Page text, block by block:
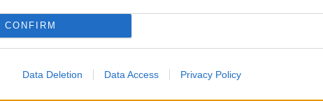
CONFIRM
Data Deletion Data Access Privacy Policy
francia konyha
holland konyha